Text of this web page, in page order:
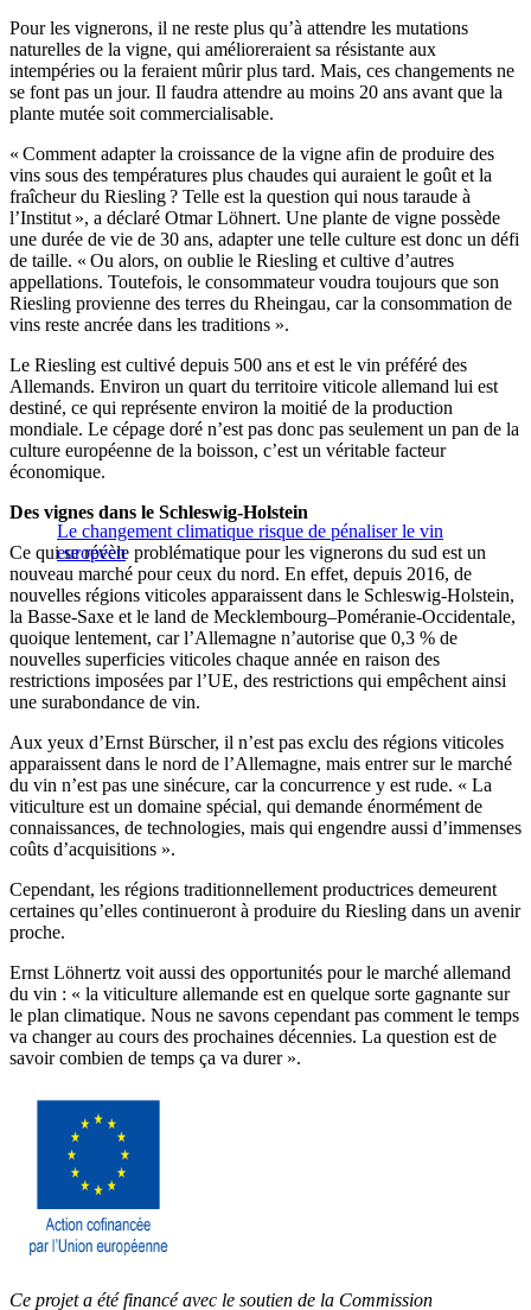
Pour les vignerons, il ne reste plus qu’à attendre les mutations
naturelles de la vigne, qui amélioreraient sa résistante aux
intempéries ou la feraient mûrir plus tard. Mais, ces changements ne
se font pas un jour. Il faudra attendre au moins 20 ans avant que la
plante mutée soit commercialisable.
« Comment adapter la croissance de la vigne afin de produire des
vins sous des températures plus chaudes qui auraient le goût et la
fraîcheur du Riesling ? Telle est la question qui nous taraude à
l’Institut », a déclaré Otmar Löhnert. Une plante de vigne possède
une durée de vie de 30 ans, adapter une telle culture est donc un défi
de taille. « Ou alors, on oublie le Riesling et cultive d’autres
appellations. Toutefois, le consommateur voudra toujours que son
Riesling provienne des terres du Rheingau, car la consommation de
vins reste ancrée dans les traditions ».
Le Riesling est cultivé depuis 500 ans et est le vin préféré des
Allemands. Environ un quart du territoire viticole allemand lui est
destiné, ce qui représente environ la moitié de la production
mondiale. Le cépage doré n’est pas donc pas seulement un pan de la
culture européenne de la boisson, c’est un véritable facteur
économique.
Le changement climatique risque de pénaliser le vin
européen
Des vignes dans le Schleswig-Holstein
Ce qui se révèle problématique pour les vignerons du sud est un
nouveau marché pour ceux du nord. En effet, depuis 2016, de
nouvelles régions viticoles apparaissent dans le Schleswig-Holstein,
la Basse-Saxe et le land de Mecklembourg–Poméranie-Occidentale,
quoique lentement, car l’Allemagne n’autorise que 0,3 % de
nouvelles superficies viticoles chaque année en raison des
restrictions imposées par l’UE, des restrictions qui empêchent ainsi
une surabondance de vin.
Aux yeux d’Ernst Bürscher, il n’est pas exclu des régions viticoles
apparaissent dans le nord de l’Allemagne, mais entrer sur le marché
du vin n’est pas une sinécure, car la concurrence y est rude. « La
viticulture est un domaine spécial, qui demande énormément de
connaissances, de technologies, mais qui engendre aussi d’immenses
coûts d’acquisitions ».
Cependant, les régions traditionnellement productrices demeurent
certaines qu’elles continueront à produire du Riesling dans un avenir
proche.
Ernst Löhnertz voit aussi des opportunités pour le marché allemand
du vin : « la viticulture allemande est en quelque sorte gagnante sur
le plan climatique. Nous ne savons cependant pas comment le temps
va changer au cours des prochaines décennies. La question est de
savoir combien de temps ça va durer ».
Ce projet a été financé avec le soutien de la Commission